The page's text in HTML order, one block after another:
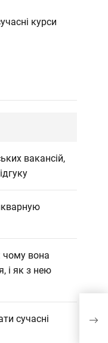
курси
вакансій,
чому вона
і як з нею
сучасні